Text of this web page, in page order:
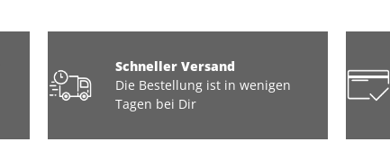
Schneller Versand
Die Bestellung ist in wenigen
Tagen bei Dir